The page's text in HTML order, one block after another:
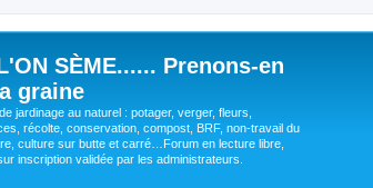
SÈME...... Prenons-en
graine
jardinage au naturel : potager, verger, fleurs,
récolte, conservation, compost, BRF, non-travail du
culture sur butte et carré…Forum en lecture libre,
inscription validée par les administrateurs.